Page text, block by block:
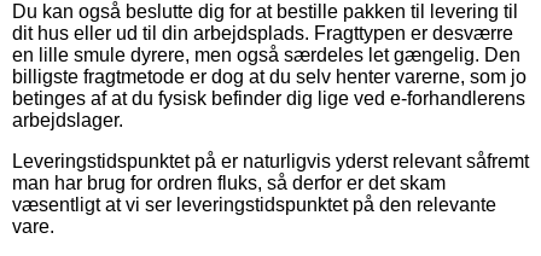
Du kan også beslutte dig for at bestille pakken til levering til
dit hus eller ud til din arbejdsplads. Fragttypen er desværre
en lille smule dyrere, men også særdeles let gængelig. Den
billigste fragtmetode er dog at du selv henter varerne, som jo
betinges af at du fysisk befinder dig lige ved e-forhandlerens
arbejdslager.
Leveringstidspunktet på er naturligvis yderst relevant såfremt
man har brug for ordren fluks, så derfor er det skam
væsentligt at vi ser leveringstidspunktet på den relevante
vare.